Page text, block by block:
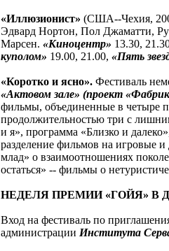
«Иллюзионист» (США--Чехия,
Эдвард Нортон, Пол Джаматти,
Марсен. «Киноцентр» 13.30,
куполом» 19.00, 21.00, «Пять
«Коротко и ясно». Фестиваль
«Актовом зале» (проект
фильмы, объединенные в четыре
продолжительностью три с
и я», программа «Близко и
разделение фильмов на игровые
млад» о взаимоотношениях
остаться» -- фильмы о
НЕДЕЛЯ ПРЕМИИ «ГОЙЯ» В
Вход на фестиваль по
администрации Института